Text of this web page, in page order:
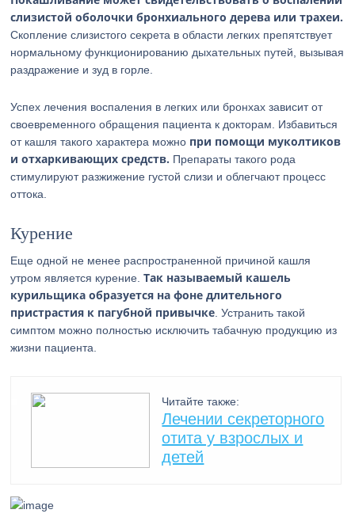
слизистой оболочки бронхиального дерева или трахеи.
Скопление слизистого секрета в области легких препятствует
нормальному функционированию дыхательных путей, вызывая
раздражение и зуд в горле.
Успех лечения воспаления в легких или бронхах зависит от
своевременного обращения пациента к докторам. Избавиться
от кашля такого характера можно при помощи муколтиков
и отхаркивающих средств. Препараты такого рода
стимулируют разжижение густой слизи и облегчают процесс
оттока.
Курение
Еще одной не менее распространенной причиной кашля
утром является курение.Так называемый кашель
курильщика образуется на фоне длительного
пристрастия к пагубной привычке . Устранить такой
симптом можно полностью исключить табачную продукцию из
жизни пациента.
Читайте также:
Лечении секреторного
отита у взрослых и
детей